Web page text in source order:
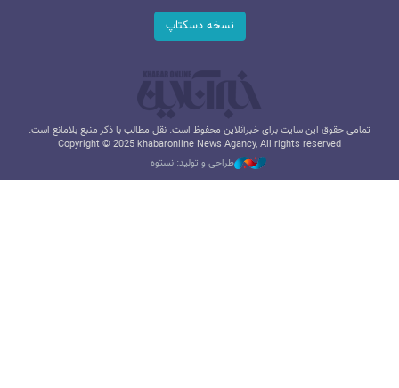
نسخه دسکتاپ
تمامی حقوق این سایت برای خبرآنلاین محفوظ است. نقل مطالب با ذکر منبع بلامانع است.
Copyright © 2025 khabaronline News Agancy, All rights reserved
طراحی و تولید: نستوه